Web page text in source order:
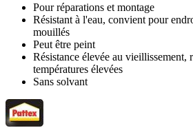
Pour réparations et montage
Résistant à l'eau, convient pour
mouillés
Peut être peint
Résistance élevée au vieillissement,
températures élevées
Sans solvant